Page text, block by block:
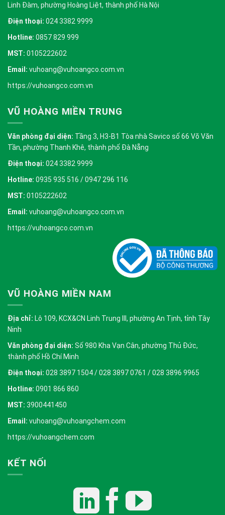
Linh Đàm, phường Hoàng Liệt, thành phố Hà Nội
Điện thoại: 024 3382 9999
Hotline: 0857 829 999
MST: 0105222602
Email: vuhoang@vuhoangco.com.vn
https://vuhoangco.com.vn
VŨ HOÀNG MIỀN TRUNG
Văn phòng đại diện: Tầng 3, H3-B1 Tòa nhà Savico số 66 Võ Văn
Tần, phường Thanh Khê, thành phố Đà Nẵng
Điện thoại: 024 3382 9999
Hotline: 0935 935 516 / 0947 296 116
MST: 0105222602
Email: vuhoang@vuhoangco.com.vn
https://vuhoangco.com.vn
VŨ HOÀNG MIỀN NAM
Địa chỉ: Lô 109, KCX&CN Linh Trung III, phường An Tịnh, tỉnh Tây
Ninh
Văn phòng đại diện: Số 980 Kha Vạn Cân, phường Thủ Đức,
thành phố Hồ Chí Minh
Điện thoại: 028 3897 1504 / 028 3897 0761 / 028 3896 9965
Hotline: 0901 866 860
MST: 3900441450
Email: vuhoang@vuhoangchem.com
https://vuhoangchem.com
KẾT NỐI